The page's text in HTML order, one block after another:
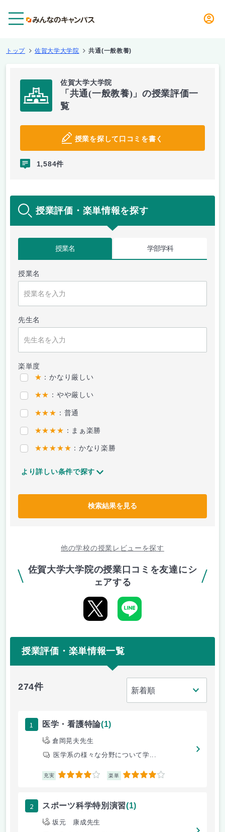
トップ 佐賀大学大学院 共通(一般教養)
佐賀大学大学院
「共通(一般教養)」の授業評価一
覧
授業を探して口コミを書く
1,584件
授業評価・楽単情報を探す
授業名 学部学科
授業名
先生名
楽単度
★ ：かなり厳しい
★★ ：やや厳しい
★★★ ：普通
★★★★ ：まぁ楽勝
★★★★★ ：かなり楽勝
より詳しい条件で探す
検索結果を見る
他の学校の授業レビューを探す
佐賀大学大学院の授業口コミを友達にシ
ェアする
授業評価・楽単情報一覧
274件
1 医学・看護特論(1)
倉岡晃夫先生
医学系の様々な分野について学...
充実 4 楽単 4
2 スポーツ科学特別演習(1)
坂元 康成先生